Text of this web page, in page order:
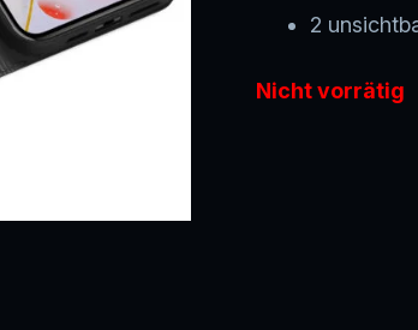
2
Nicht vorrätig